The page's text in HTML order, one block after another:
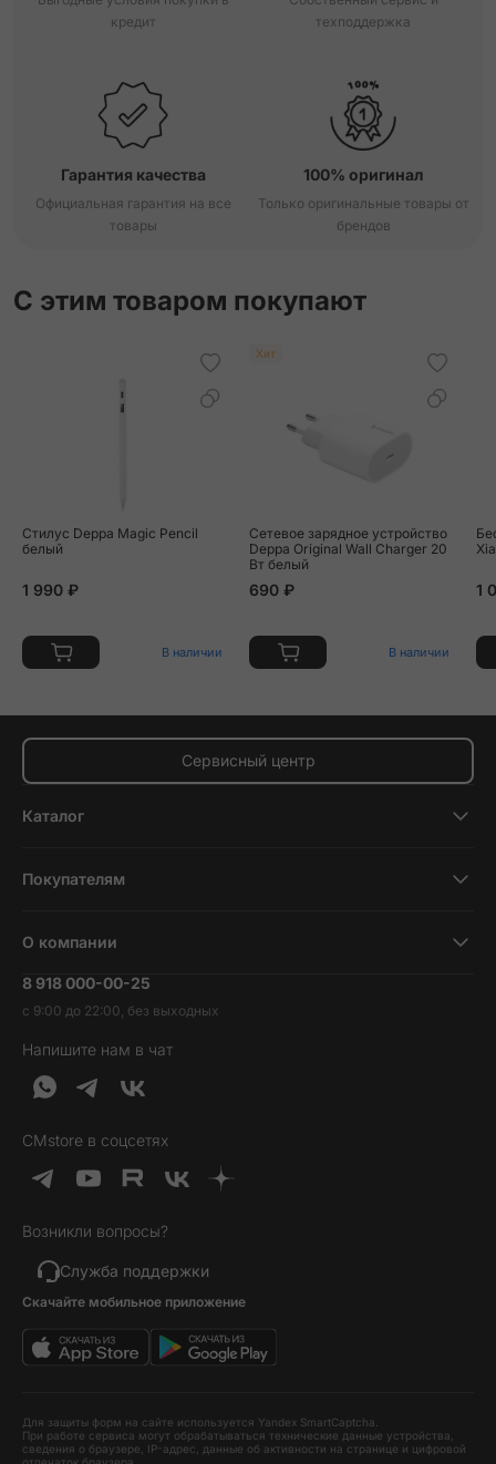
кредит
техподдержка
Гарантия качества
Официальная гарантия на все
товары
100% оригинал
Только оригинальные товары от
брендов
С этим товаром покупают
Стилус Deppa Magic Pencil
белый
1 990 ₽
В наличии
Хит
Сетевое зарядное устройство
Deppa Original Wall Charger 20
Вт белый
690 ₽
В наличии
1
Сервисный центр
Каталог
Планшеты
Наушники и колонки
Гаджеты
Услуги и софт
Идеи подарков
Товары дня
Выгодные комплекты
Хиты продаж
Уценка
Покупателям
Трейд-ин
Гарантия и возврат
Доставка и оплата
Кредит и рассрочка
О компании
Вакансии
Контакты
Обратная связь
О нас
8 918 000-00-25
с 9:00 до 22:00, без выходных
Напишите нам в чат
CMstore в соцсетях
Возникли вопросы?
Служба поддержки
Скачайте мобильное приложение
Для защиты форм на сайте используется Yandex SmartCaptcha.
При работе сервиса могут обрабатываться технические данные устройства,
сведения о браузере, IP-адрес, данные об активности на странице и цифровой